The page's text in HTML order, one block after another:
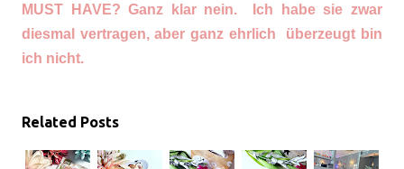
MUST HAVE? Ganz klar nein. Ich habe sie zwar
diesmal vertragen, aber ganz ehrlich überzeugt bin
ich nicht.
Related Posts